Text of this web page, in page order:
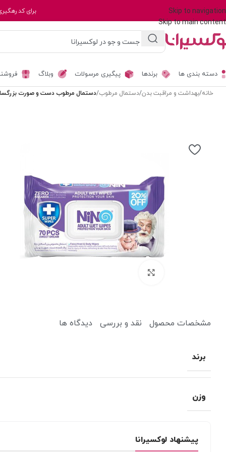
Skip to navigation
Skip to main content
برای کد
دسته بندی ها
میسلار واتر و پاک کننده آرایش
برندها پیگیری مرسولات وبلاگ
خانه/بهداشت و مراقبت بدن/دستمال مرطوب/دستمال مرطوب دست و صورت
مشخصات محصول نقد و بررسی دیدگاه ها
برند
وزن
پیشنهاد لوکسیرانا